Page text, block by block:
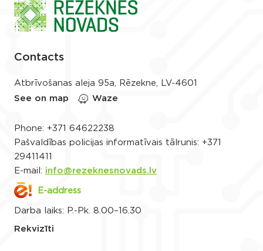
Contacts
Atbrīvošanas aleja 95a, Rēzekne, LV-4601
See on map
Waze
Phone: +371 64622238
Pašvaldības policijas informatīvais tālrunis: +371
29411411
E-mail: info@rezeknesnovads.lv
E-address
Darba laiks: P.-Pk. 8.00–16.30
Rekvizīti